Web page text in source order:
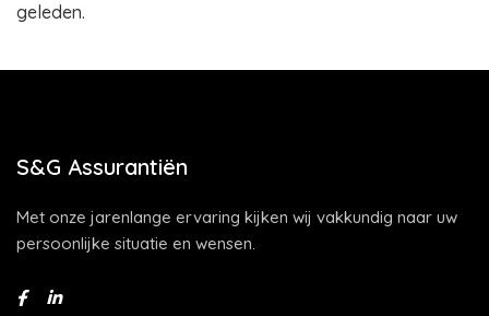
geleden.
S&G Assurantiën
Met onze jarenlange ervaring kijken wij vakkundig naar uw
persoonlijke situatie en wensen.